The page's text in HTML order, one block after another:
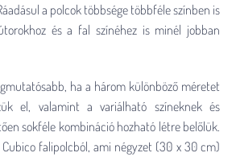
a polcok többsége többféle színben is
és a fal színéhez is minél jobban
ha a három különböző méretet
el, valamint a variálható színeknek és
sokféle kombináció hozható létre belőlük.
falipolcból, ami négyzet (30 x 30 cm)